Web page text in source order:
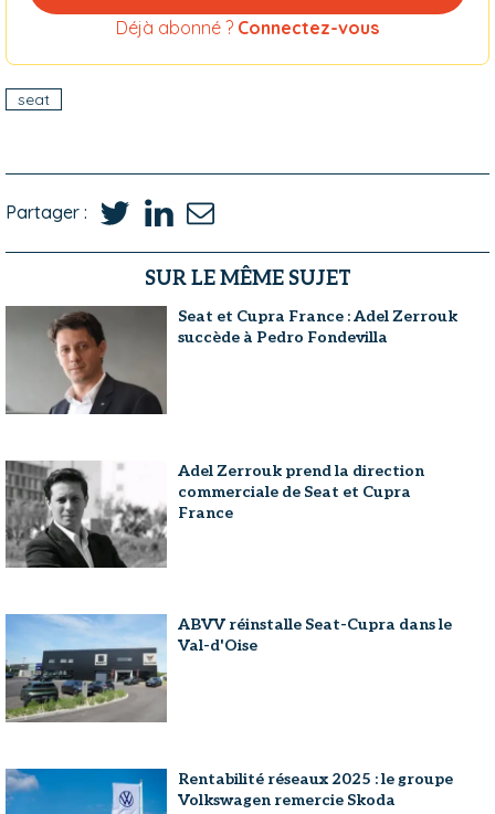
Déjà abonné ? Connectez-vous
seat
Partager :
SUR LE MÊME SUJET
Seat et Cupra France : Adel Zerrouk
succède à Pedro Fondevilla
Adel Zerrouk prend la direction
commerciale de Seat et Cupra
France
ABVV réinstalle Seat-Cupra dans le
Val-d'Oise
Rentabilité réseaux 2025 : le groupe
Volkswagen remercie Skoda